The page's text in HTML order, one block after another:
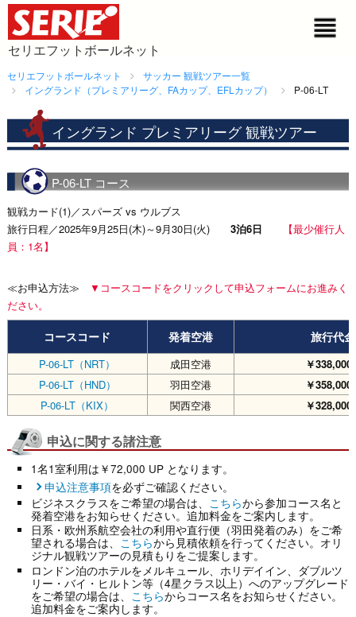
セリエフットボールネット
セリエフットボールネット
サッカー 観戦ツアー一覧
イングランド（プレミアリーグ、FAカップ、EFLカップ）
P-06-LT
イングランド プレミアリーグ 観戦ツアー
P-06-LT コース
観戦カード(1)／スパーズ vs ウルブス
旅行日程／2025年9月25日(木)～9月30日(火) 3泊6日
【最少催行人
員：1名】
≪お申込方法≫
▼コースコードをクリックして申込フォームにお進みく
ださい。
コースコード 発着空港 旅行代
P-06-LT（NRT） 成田空港 ￥338,000
P-06-LT（HND）
羽田空港 ￥358,000
P-06-LT（KIX）
関西空港 ￥328,000
申込に関する諸注意
1名1室利用は￥72,000 UP となります。
申込注意事項を必ずご確認ください。
ビジネスクラスをご希望の場合は、
こちらから参加コース名と
発着空港をお知らせください。追加料金をご案内します。
日系・欧州系航空会社の利用や直行便（羽田発着のみ）をご希
望される場合は、 こちらから見積依頼を行ってください。オリ
ジナル観戦ツアーの見積もりをご提案します。
ロンドン泊のホテルをメルキュール、ホリデイイン、ダブルツ
リー・バイ・ヒルトン等（4星クラス以上）へのアップグレード
をご希望の場合は、 こちらからコース名をお知らせください。
追加料金をご案内します。